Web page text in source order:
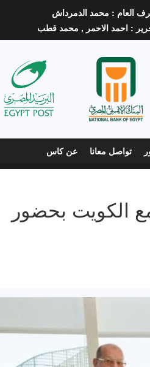
العام : محمد الدمرداش
: احمد الاحمر , محمد قطب
تواصل معانا عن كاس
الكويت بحضور